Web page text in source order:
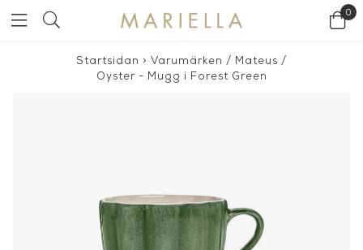
0
Startsidan > Varumärken / Mateus /
Oyster - Mugg i Forest Green